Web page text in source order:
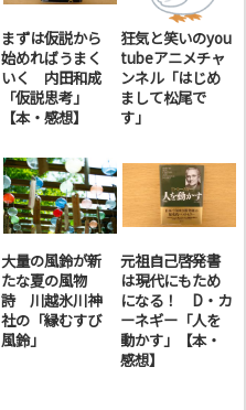
まずは仮説から
始めればうまく
いく 内田和成
「仮説思考」
【本・感想】
狂気と笑いのyou
tubeアニメチャ
ンネル「はじめ
まして松尾で
す」
大量の風鈴が新
たな夏の風物
詩 川越氷川神
社の「縁むすび
風鈴」
元祖自己啓発書
は現代にもため
になる！ D・カ
ーネギー「人を
動かす」【本・
感想】